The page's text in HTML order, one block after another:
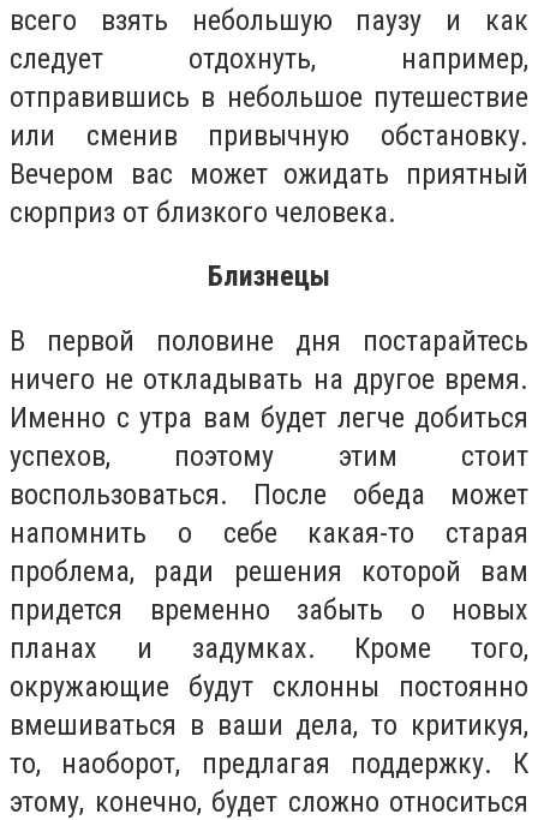
всего взять небольшую паузу и как
следует отдохнуть, например,
отправившись в небольшое путешествие
или сменив привычную обстановку.
Вечером вас может ожидать приятный
сюрприз от близкого человека.
Близнецы
В первой половине дня постарайтесь
ничего не откладывать на другое время.
Именно с утра вам будет легче добиться
успехов, поэтому этим стоит
воспользоваться. После обеда может
напомнить о себе какая-то старая
проблема, ради решения которой вам
придется временно забыть о новых
планах и задумках. Кроме того,
окружающие будут склонны постоянно
вмешиваться в ваши дела, то критикуя,
то, наоборот, предлагая поддержку. К
этому, конечно, будет сложно относиться